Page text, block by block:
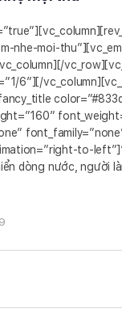
nhe-moi-
6″][/
to-
dòng nước, người